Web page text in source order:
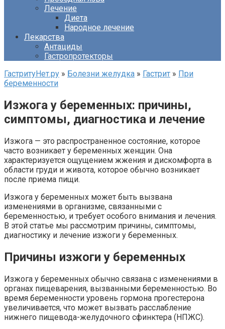
Лечение
Диета
Народное лечение
Лекарства
Антациды
Гастропротекторы
ГастритуНет.ру » Болезни желудка » Гастрит » При
беременности
Изжога у беременных: причины,
симптомы, диагностика и лечение
Изжога — это распространенное состояние, которое
часто возникает у беременных женщин. Она
характеризуется ощущением жжения и дискомфорта в
области груди и живота, которое обычно возникает
после приема пищи.
Изжога у беременных может быть вызвана
изменениями в организме, связанными с
беременностью, и требует особого внимания и лечения.
В этой статье мы рассмотрим причины, симптомы,
диагностику и лечение изжоги у беременных.
Причины изжоги у беременных
Изжога у беременных обычно связана с изменениями в
органах пищеварения, вызванными беременностью. Во
время беременности уровень гормона прогестерона
увеличивается, что может вызвать расслабление
нижнего пищевода-желудочного сфинктера (НПЖС).